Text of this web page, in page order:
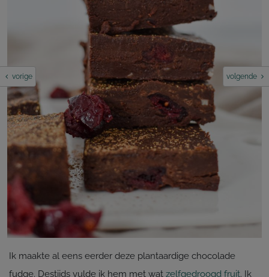
vorige volgende
Ik maakte al eens eerder deze plantaardige chocolade
fudge. Destijds vulde ik hem met wat zelfgedroogd fruit. Ik